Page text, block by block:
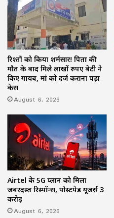
रिश्तों को किया शर्मसार! पिता की
मौत के बाद मिले लाखों रुपए बेटी ने
किए गायब, मां को दर्ज कराना पड़ा
केस
August 6, 2026
Airtel के 5G प्लान को मिला
जबरदस्त रिस्पॉन्स, पोस्टपेड यूजर्स 3
करोड़
August 6, 2026